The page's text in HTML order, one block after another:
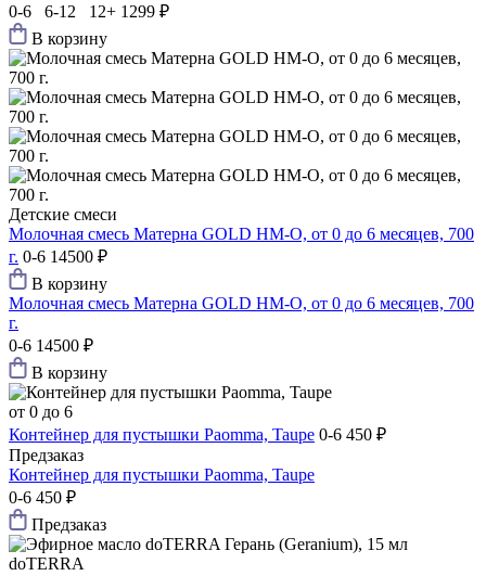
0-6 6-12 12+ 1299 ₽
В корзину
Детские смеси
Молочная смесь Матерна GOLD HM-O, от 0 до 6 месяцев, 700
г. 0-6 14500 ₽
В корзину
Молочная смесь Матерна GOLD HM-O, от 0 до 6 месяцев, 700
г.
0-6 14500 ₽
В корзину
от 0 до 6
Контейнер для пустышки Paomma, Taupe 0-6 450 ₽
Предзаказ
Контейнер для пустышки Paomma, Taupe
0-6 450 ₽
Предзаказ
doTERRA